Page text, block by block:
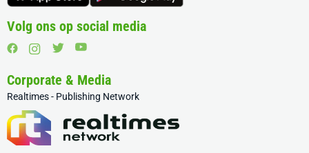
Volg ons op social media
Corporate & Media
Realtimes - Publishing Network